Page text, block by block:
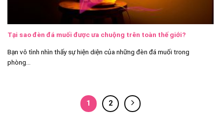
Tại sao đèn đá muối được ưa chuộng trên toàn thế giới?
Bạn vô tình nhìn thấy sự hiện diện của những đèn đá muối trong
phòng...
1 2